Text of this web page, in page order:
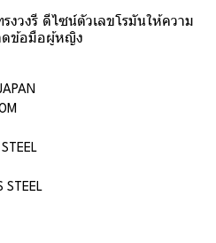
วงรี ดีไซน์ตัวเลขโรมันให้ความ
ดข้อมือผู้หญิง
STEEL